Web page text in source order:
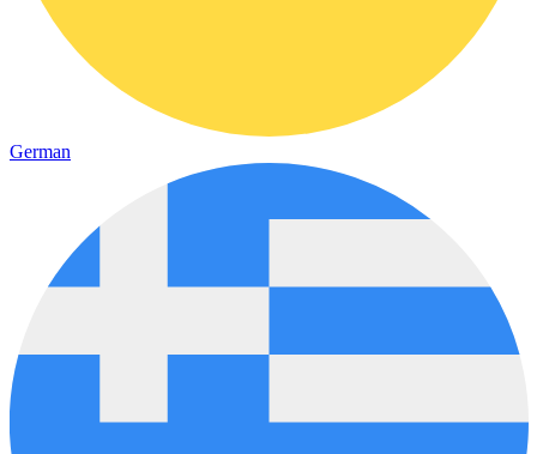
German